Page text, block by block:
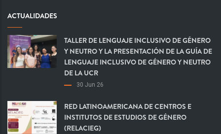
ACTUALIDADES
TALLER DE LENGUAJE INCLUSIVO DE GÉNERO
Y NEUTRO Y LA PRESENTACIÓN DE LA GUÍA DE
LENGUAJE INCLUSIVO DE GÉNERO Y NEUTRO
DE LA UCR
30 Jun 26
RED LATINOAMERICANA DE CENTROS E
INSTITUTOS DE ESTUDIOS DE GÉNERO
(RELACIEG)